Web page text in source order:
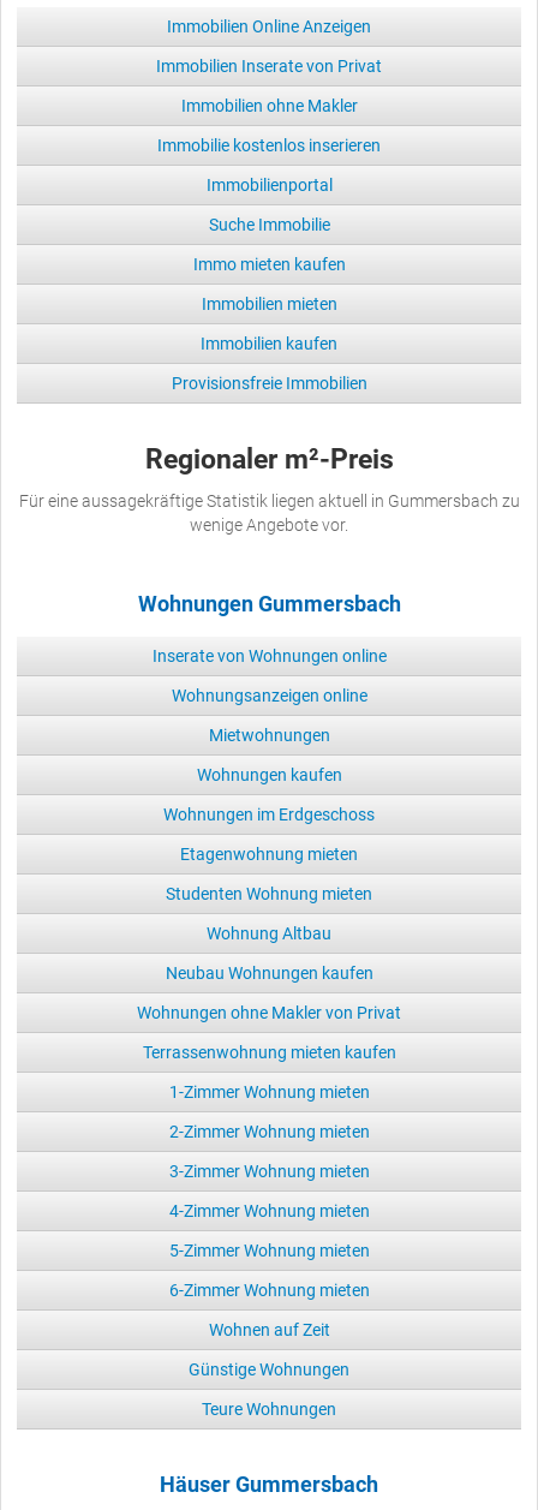
Immobilien Online Anzeigen
Immobilien Inserate von Privat
Immobilien ohne Makler
Immobilie kostenlos inserieren
Immobilienportal
Suche Immobilie
Immo mieten kaufen
Immobilien mieten
Immobilien kaufen
Provisionsfreie Immobilien
Regionaler m²-Preis
Für eine aussagekräftige Statistik liegen aktuell in Gummersbach zu
wenige Angebote vor.
Wohnungen Gummersbach
Inserate von Wohnungen online
Wohnungsanzeigen online
Mietwohnungen
Wohnungen kaufen
Wohnungen im Erdgeschoss
Etagenwohnung mieten
Studenten Wohnung mieten
Wohnung Altbau
Neubau Wohnungen kaufen
Wohnungen ohne Makler von Privat
Terrassenwohnung mieten kaufen
1-Zimmer Wohnung mieten
2-Zimmer Wohnung mieten
3-Zimmer Wohnung mieten
4-Zimmer Wohnung mieten
5-Zimmer Wohnung mieten
6-Zimmer Wohnung mieten
Wohnen auf Zeit
Günstige Wohnungen
Teure Wohnungen
Häuser Gummersbach